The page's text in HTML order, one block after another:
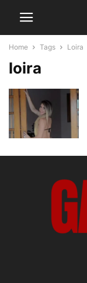
Home Tags Loira
loira